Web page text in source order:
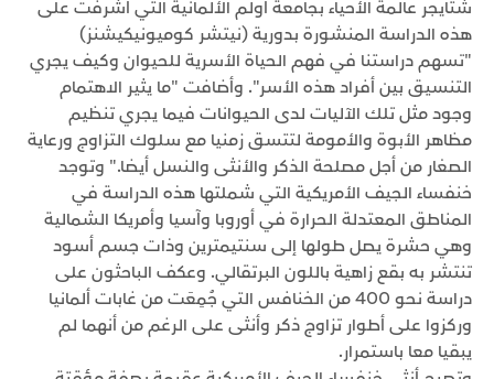
شتايجر عالمة الأحياء بجامعة أولم الألمانية التي أشرفت على
هذه الدراسة المنشورة بدورية (نيتشر كوميونيكيشنز)
"تسهم دراستنا في فهم الحياة الأسرية للحيوان وكيف يجري
التنسيق بين أفراد هذه الأسر". ‎وأضافت "ما يثير الاهتمام
وجود مثل تلك الآليات لدى الحيوانات فيما يجري تنظيم
مظاهر الأبوة والأمومة لتتسق زمنيا مع سلوك التزاوج ورعاية
الصغار من أجل مصلحة الذكر والأنثى والنسل أيضا." ‎وتوجد
خنفساء الجيف الأمريكية التي شملتها هذه الدراسة في
المناطق المعتدلة الحرارة في أوروبا وآسيا وأمريكا الشمالية
وهي حشرة يصل طولها إلى سنتيمترين وذات جسم أسود
تنتشر به بقع زاهية باللون البرتقالي. ‎وعكف الباحثون على
دراسة نحو 400 من الخنافس التي جُمِعَت من غابات ألمانيا
وركزوا على أطوار تزاوج ذكر وأنثى على الرغم من أنهما لم
يبقيا معا باستمرار.